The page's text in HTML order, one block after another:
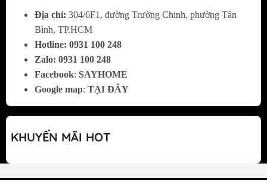
+ Tính năng hiển thị nhiệt độ: khi nước chảy
qua sẻ hiển thị nhiệt độ nước khi dùng (đồng
hồ hiển thì không dùng pin và điện, nguồn
nước sử dụng phải sạch, không bị vôi và
phèn, bẩn)
+ Kiểu dáng thiết kế đơn giản, nhưng vẫn sở
hữu nét khỏe khoắn, góp phần tạo nên vẻ đẹp
sang trọng, hiện đại cho không gian bếp.
Địa chỉ: 304/6F1, đường Trường Chinh, phường Tân
Bình, TP.HCM
Hotline: 0931 100 248
Zalo: 0931 100 248
Facebook: SAYHOME
Google map: TẠI ĐÂY
KHUYẾN MÃI HOT